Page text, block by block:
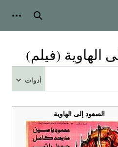
بحث
الهاوية (فيلم)
أدوات
الصعود إلى الهاوية